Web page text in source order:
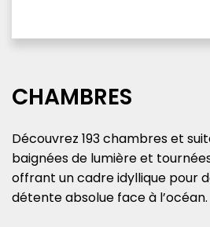
CHAMBRES
Découvrez 193 chambres et
baignées de lumière et
offrant un cadre idyllique pour
détente absolue face à l’océan.